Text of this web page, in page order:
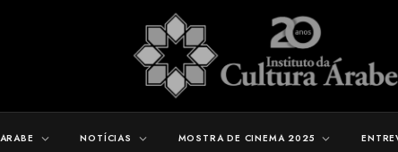
NOTÍCIAS MOSTRA DE CINEMA 2025